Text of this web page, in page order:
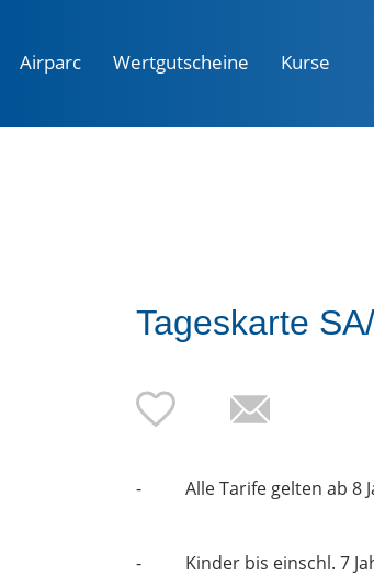
Airparc Wertgutscheine Kurse
Tageskarte
- Alle Tarife gelten ab 8
- Kinder bis einschl. 7